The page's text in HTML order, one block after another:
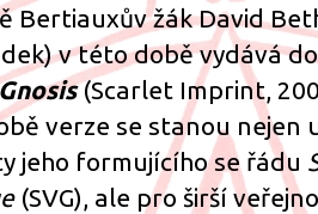
Bertiauxův žák David
v této době vydává
(Scarlet Imprint,
verze se stanou nejen
jeho formujícího se řádu
(SVG), ale pro širší